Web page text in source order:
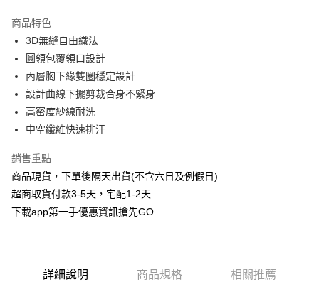
合作金庫商業銀行
華南商業銀行
上海商業儲蓄銀行
國泰世華商業銀行
臺灣中小企業銀行
匯豐（台灣）商業銀行
聯邦商業銀行
元大商業銀行
台新國際商業銀行
台灣樂天信用卡公司
6 期 0 利率 每期
華南商業銀行
上海商業儲蓄銀行
國泰世華商業銀行
臺灣中小企業銀行
匯豐（台灣）商業銀行
元大商業銀行
玉山商業銀行
星展（台灣）商業銀行
中國信託商業銀行
台灣樂天信用卡公司
超商取貨付款
LINE Pay
Apple Pay
街口支付
悠遊付
【關於「AFTEE先享後付」】
２．便利：只要手機號碼，簡訊認證，即可結帳。
商品特色
3D無縫自由織法
圓領包覆領口設計
內層胸下緣雙圈穩定設計
設計曲線下擺剪裁合身不緊身
高密度紗線耐洗
中空纖維快速排汗
銷售重點
商品現貨，下單後隔天出貨(不含六日及例假日)
超商取貨付款3-5天，宅配1-2天
下載app第一手優惠資訊搶先GO
詳細說明 商品規格 相關推薦